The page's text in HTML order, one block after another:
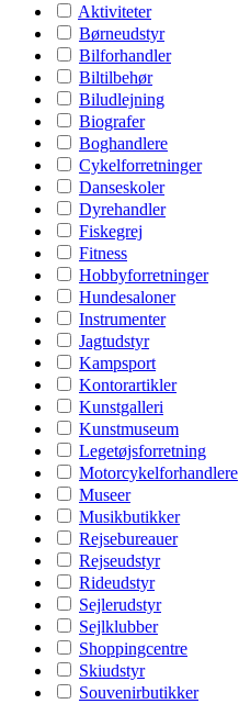
Aktiviteter
Børneudstyr
Bilforhandler
Biltilbehør
Biludlejning
Biografer
Boghandlere
Cykelforretninger
Danseskoler
Dyrehandler
Fiskegrej
Fitness
Hobbyforretninger
Hundesaloner
Instrumenter
Jagtudstyr
Kampsport
Kontorartikler
Kunstgalleri
Kunstmuseum
Legetøjsforretning
Motorcykelforhandlere
Museer
Musikbutikker
Rejsebureauer
Rejseudstyr
Rideudstyr
Sejlerudstyr
Sejlklubber
Shoppingcentre
Skiudstyr
Souvenirbutikker